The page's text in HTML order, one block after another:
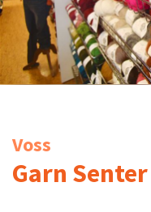
Voss
Garn Senter